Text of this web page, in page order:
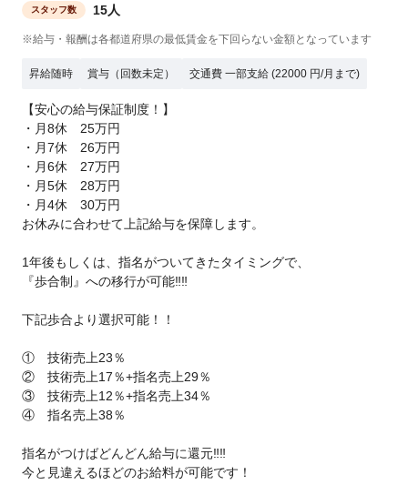
スタッフ数 15人
※給与・報酬は各都道府県の最低賃金を下回らない金額となっています
昇給随時 賞与（回数未定） 交通費 一部支給 (22000 円/月まで)
【安心の給与保証制度！】
・月8休 25万円
・月7休 26万円
・月6休 27万円
・月5休 28万円
・月4休 30万円
お休みに合わせて上記給与を保障します。
1年後もしくは、指名がついてきたタイミングで、
『歩合制』への移行が可能‼‼
下記歩合より選択可能！！
① 技術売上23％
② 技術売上17％+指名売上29％
③ 技術売上12％+指名売上34％
④ 指名売上38％
指名がつけばどんどん給与に還元‼‼
今と見違えるほどのお給料が可能です！